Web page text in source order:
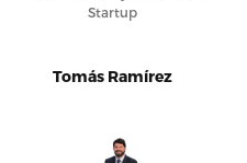
Startup
Tomás Ramírez